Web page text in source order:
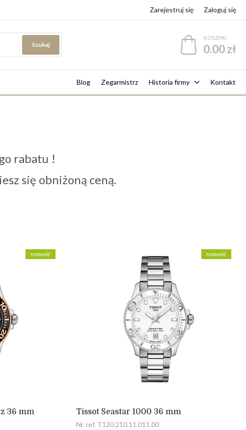
Zarejestruj się Zaloguj się
KOSZYK:
0.00 zł
Szukaj
Blog Zegarmistrz Historia firmy Kontakt
rabatu !
się obniżoną ceną.
36 mm
nowość
Tissot Seastar 1000 36 mm
Nr. ref. T120.210.11.011.00
nowość